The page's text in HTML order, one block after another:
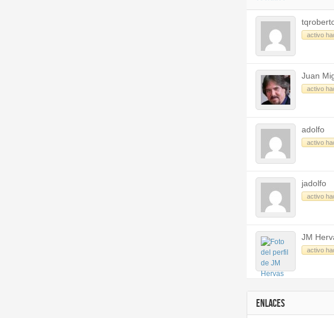
activo
Juan
activo
adolfo
activo
jadolfo
activo
JM
activo
ENLACES